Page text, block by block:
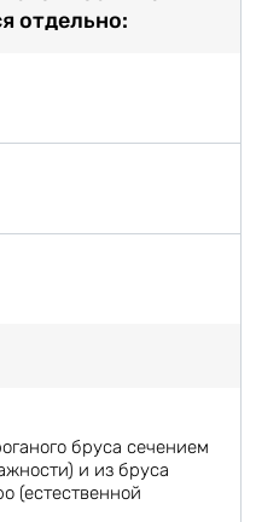
отдельно:
бруса сечением
и из бруса
(естественной